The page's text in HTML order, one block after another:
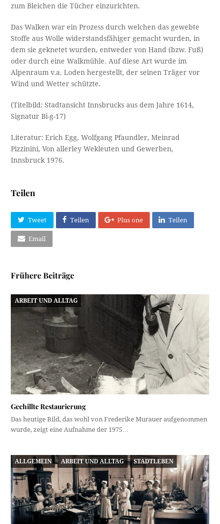
zum Bleichen die Tücher einzurichten.
Das Walken war ein Prozess durch welchen das gewebte
Stoffe aus Wolle widerstandsfähiger gemacht wurden, in
dem sie geknetet wurden, entweder von Hand (bzw. Fuß)
oder durch eine Walkmühle. Auf diese Art wurde im
Alpenraum v.a. Loden hergestellt, der seinen Träger vor
Wind und Wetter schützte.
(Titelbild: Stadtansicht Innsbrucks aus dem Jahre 1614,
Signatur Bi-g-17)
Literatur: Erich Egg, Wolfgang Pfaundler, Meinrad
Pizzinini, Von allerley Wekleuten und Gewerben,
Innsbruck 1976.
Teilen
Tweet Teilen Plus one Teilen
Email
Frühere Beiträge
ARBEIT UND ALLTAG
Gechillte Restaurierung
Das heutige Bild, das wohl von Frederike Murauer aufgenommen
wurde, zeigt eine Aufnahme der 1975…
ALLGEMEIN ARBEIT UND ALLTAG STADTLEBEN